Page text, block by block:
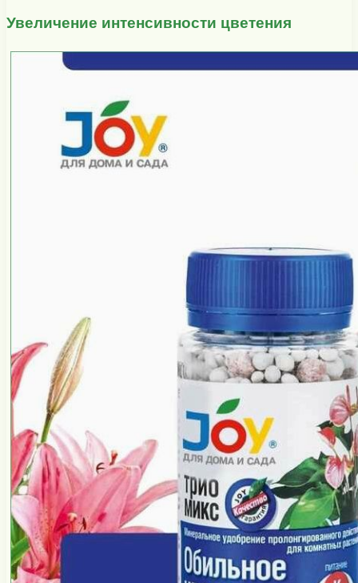
Увеличение интенсивности цветения